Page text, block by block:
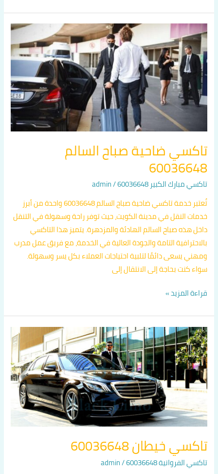
تاكسي ضاحية صباح السالم
60036648
تاكسي مبارك الكبير 60036648 /
admin
تُعتبر خدمة تاكسي ضاحية صباح السالم 60036648 واحدة من أبرز
خدمات النقل في مدينة الكويت، حيث توفر راحة وسهولة في التنقل
داخل هذه صباح السالم الهادئة والمزدهرة. يتميز هذا التاكسي
بالاحترافية التامة والجودة العالية في الخدمة، مع فريق عمل مدرب
ومهني يسعى دائمًا لتلبية احتياجات العملاء بكل يسر وسهولة.
سواء كنت بحاجة إلى الانتقال إلى
تاكسي
ضاحية
صباح
السالم
60036648
قراءة المزيد »
تاكسي خيطان 60036648
تاكسي الفروانية 60036648 /
admin
تاكسي
خيطان
60036648